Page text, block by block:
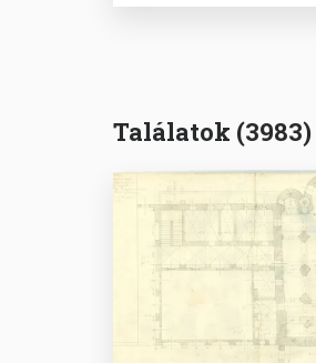
Találatok (3983)